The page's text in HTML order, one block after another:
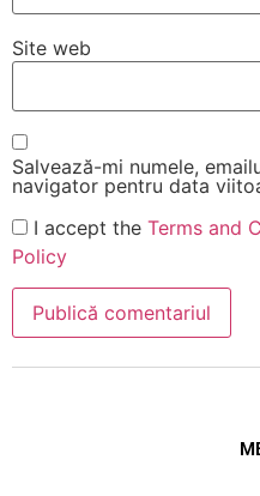
Site web
Salvează-mi numele,
navigator pentru data
I accept the Terms and
Policy